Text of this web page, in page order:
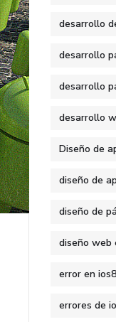
desarrollo
desarrollo
desarrollo
desarrollo
Diseño de
diseño de
diseño de
diseño web
error en
errores de